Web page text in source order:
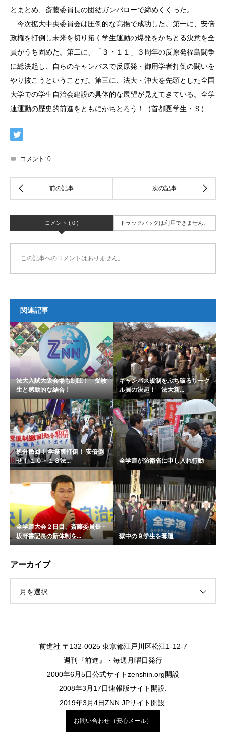
とまとめ、斎藤委員長の団結ガンバローで締めくくった。
今次拡大中央委員会は圧倒的な高揚で成功した。第一に、安倍
政権を打倒し未来を切り拓く学生運動の爆発をかちとる決意を全
員がうち固めた。第二に、「３・１１」３周年の反原発福島闘争
に総決起し、自らのキャンパスで反原発・御用学者打倒の闘いを
やり抜こうということだ。第三に、法大・沖大を先頭とした全国
大学での学生自治会建設の具体的な展望が見えてきている。全学
連運動の歴史的前進をともにかちとろう！（首都圏学生・Ｓ）
コメント: 0
コメント ( 0 ) トラックバックは利用できません。
この記事へのコメントはありません。
関連記事
法大入試大阪会場も制圧！ 受験
生と感動的な結合！
キャンパス規制をぶち破るサーク
ル員の決起！ 法大新...
処分撤回！ 学祭実打倒！ 安倍倒
せ！ １０・１８法...
全学連が防衛省に申し入れ行動
全学連大会２日目、斎藤委員長・
坂野書記長の新体制を...
獄中の９学生を奪還
アーカイブ
月を選択
前進社 〒132-0025 東京都江戸川区松江1-12-7
週刊『前進』・毎週月曜日発行
2000年6月5日公式サイトzenshin.org開設
2008年3月17日速報版サイト開設.
2019年3月4日ZNN.JPサイト開設.
お問い合わせ（安心メール）